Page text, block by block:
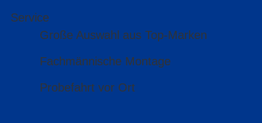
Service
Große Auswahl aus Top-Marken
Fachmännische Montage
Probefahrt vor Ort